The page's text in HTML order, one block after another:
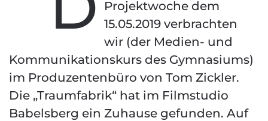
Projektwoche dem
15.05.2019 verbrachten
wir (der Medien- und
Kommunikationskurs des Gymnasiums)
im Produzentenbüro von Tom Zickler.
Die „Traumfabrik“ hat im Filmstudio
Babelsberg ein Zuhause gefunden. Auf